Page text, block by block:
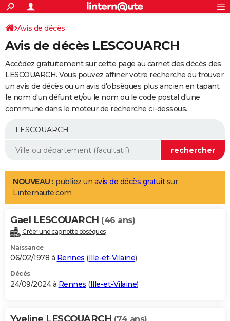
ACTUALITÉS
Politique
Société
Faits Divers
Education
Monde
Villes
+
SPORT
Coupe du monde 2026
Football
Tennis
Cyclisme
Rugby
Forum
Programme TV
TNTStreaming
Cinéma
Sorties cinéma
Musique
+FINANCE
Impôts
Immobilier
Risques naturels par ville
Banque
Assurance
Crédit
AUTO
Essais
Réserver un essai
Citadines
Berlines
SUV
Forum auto
+
Mobiles
Meilleur smartphone
Internet
Ordinateurs
Jeux vidéo
Guide high-tech
Aménagement intérieur
LIFESTYLE
Art de vivre
Bien-être
Loisirs
Mode
Modes de vie
Alimentation
Guide de la santé
Maladies
Médicaments
Sommeil
VOYAGE
Destinations
City break
Voyage nature
Voyage de noces
Forum
Climat
+PHOTO
GUIDES D'ACHAT
BONS PLANS
Avis de décès
Avis de décès LESCOUARCH
Accédez gratuitement sur cette page au carnet des décès des
LESCOUARCH. Vous pouvez affiner votre recherche ou trouver
un avis de décès ou un avis d'obsèques plus ancien en tapant
le nom d'un défunt et/ou le nom ou le code postal d'une
commune dans le moteur de recherche ci-dessous.
NOUVEAU : publiez un avis de décès gratuitsur
Linternaute.com
Gael LESCOUARCH (46 ans)
Créer une cagnotte obsèques
Naissance
06/02/1978 à Rennes (Ille-et-Vilaine)
Décès
24/09/2024 à Rennes (Ille-et-Vilaine)